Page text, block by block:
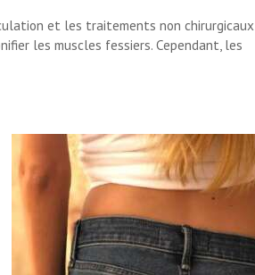
et les traitements non chirurgicaux
les muscles fessiers. Cependant, les